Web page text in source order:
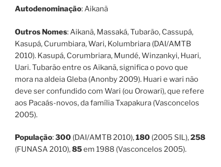
Autodenominação: Aikanã
Outros Nomes: Aikanã, Massaká, Tubarão, Cassupá,
Kasupá, Curumbiara, Wari, Kolumbriara (DAI/AMTB
2010). Kasupá, Corumbriara, Mundé, Winzankyi, Huari,
Uari. Tubarão entre os Aikanã, significa o povo que
mora na aldeia Gleba (Anonby 2009). Huari e wari não
deve ser confundido com Wari (ou Orowari), que refere
aos Pacaás-novos, da família Txapakura (Vasconcelos
2005).
População:300 (DAI/AMTB 2010),180 (2005 SIL),258
(FUNASA 2010),85em 1988 (Vasconcelos 2005).